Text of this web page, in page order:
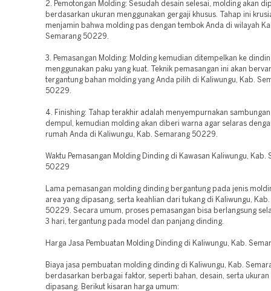
2. Pemotongan Molding: Sesudah desain selesai, molding akan
berdasarkan ukuran menggunakan gergaji khusus. Tahap ini
menjamin bahwa molding pas dengan tembok Anda di wilayah
Semarang 50229.
3. Pemasangan Molding: Molding kemudian ditempelkan ke
menggunakan paku yang kuat. Teknik pemasangan ini akan
tergantung bahan molding yang Anda pilih di Kaliwungu, Kab.
50229.
4. Finishing: Tahap terakhir adalah menyempurnakan
dempul, kemudian molding akan diberi warna agar selaras
rumah Anda di Kaliwungu, Kab. Semarang 50229.
Waktu Pemasangan Molding Dinding di Kawasan Kaliwungu, Kab.
50229
Lama pemasangan molding dinding bergantung pada jenis
area yang dipasang, serta keahlian dari tukang di Kaliwungu,
50229. Secara umum, proses pemasangan bisa berlangsung
3 hari, tergantung pada model dan panjang dinding.
Harga Jasa Pembuatan Molding Dinding di Kaliwungu, Kab.
Biaya jasa pembuatan molding dinding di Kaliwungu, Kab.
berdasarkan berbagai faktor, seperti bahan, desain, serta ukuran
dipasang. Berikut kisaran harga umum: